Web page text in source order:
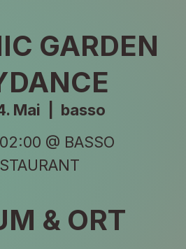
GARDEN
Mai
basso
@ BASSO
& ORT